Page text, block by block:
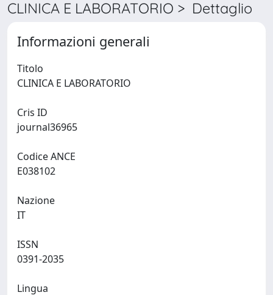
CLINICA E LABORATORIO > Dettaglio
Informazioni generali
Titolo
Cris ID
Codice ANCE
Nazione
ISSN
Lingua